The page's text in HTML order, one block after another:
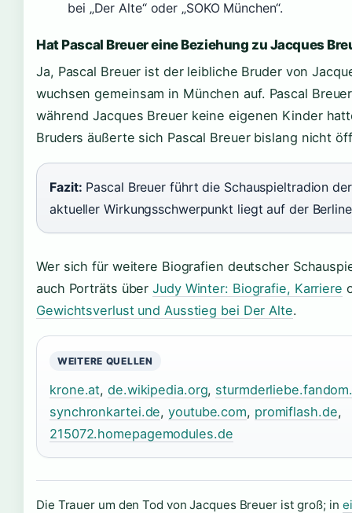
bei „Der Alte“ oder „SOKO München“.
Hat Pascal Breuer eine Beziehung zu Jacques
Ja, Pascal Breuer ist der leibliche Bruder von
wuchsen gemeinsam in München auf. Pascal
während Jacques Breuer keine eigenen Kinder
Bruders äußerte sich Pascal Breuer bislang nicht
Fazit: Pascal Breuer führt die Schauspieltradion
aktueller Wirkungsschwerpunkt liegt auf der
Wer sich für weitere Biografien deutscher
auch Porträts überJudy Winter: Biografie, Karriere
Gewichtsverlust und Ausstieg bei Der Alte.
WEITERE QUELLEN
krone.at,de.wikipedia.org,
synchronkartei.de,youtube.com, promiflash.de,
215072.homepagemodules.de
Die Trauer um den Tod von Jacques Breuer ist groß; in